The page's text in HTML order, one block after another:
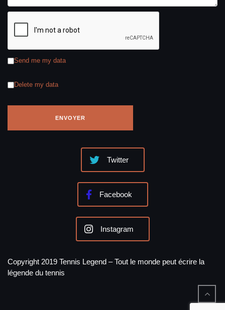
Send me my data
Delete my data
Twitter
Facebook
Instagram
Copyright 2019 Tennis Legend – Tout le monde peut écrire la
légende du tennis